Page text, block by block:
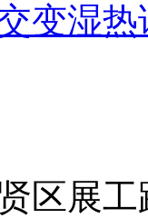
变湿
区展工